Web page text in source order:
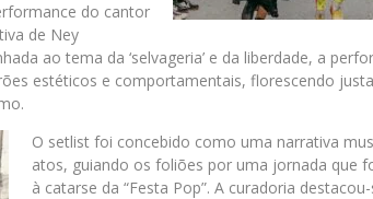
do cantor
de Ney
ao tema da ‘selvageria’ e da liberdade, a
estéticos e comportamentais, florescendo
O setlist foi concebido como uma narrativa
atos, guiando os foliões por uma jornada que
à catarse da “Festa Pop”. A curadoria